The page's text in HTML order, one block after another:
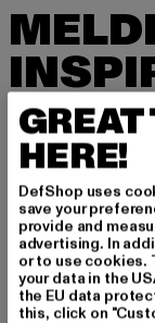
BEN!
Melde dich
erhalte
nds,
er E-Mail!
An welchen
GREAT
HERE!
DefShop uses
save your
provide and
advertising. In
or to use cookies.
your data in the
the EU data
this, click on